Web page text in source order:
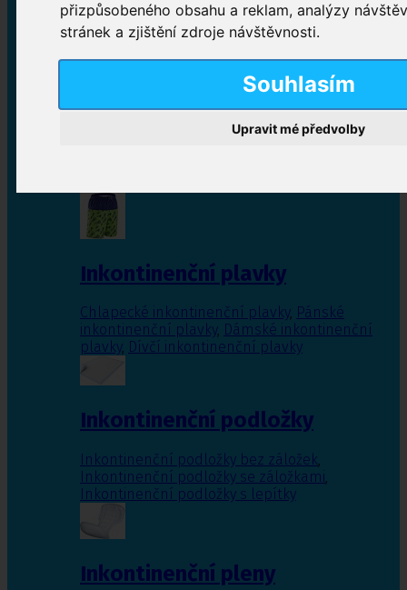
přizpůsobeného obsahu a reklam, analýzy
stránek a zjištění zdroje návštěvnosti.
Souhlasím
Upravit mé předvolby
Plenkové kalhotky navlékací,Plenkové kalhotky
zalepovací,Inkontinenční kalhotky dámské
Inkontinenční vložky
Inkontinenční plavky
Chlapecké inkontinenční plavky, Pánské
inkontinenční plavky, Dámské inkontinenční
plavky, Dívčí inkontinenční plavky
Inkontinenční podložky
Inkontinenční podložky bez záložek,
Inkontinenční podložky se záložkami,
Inkontinenční podložky s lepítky
Inkontinenční pleny